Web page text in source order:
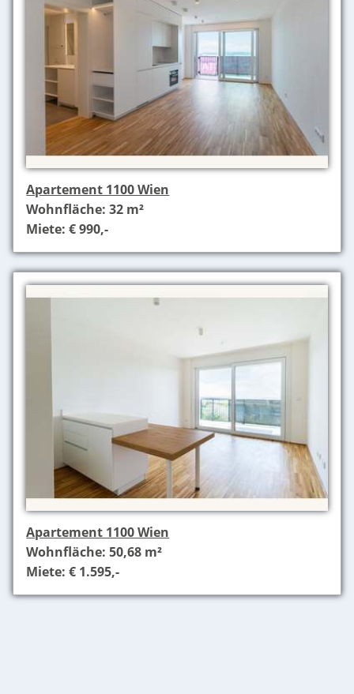
Apartement 1100 Wien
Wohnfläche: 32 m²
Miete: € 990,-
Apartement 1100 Wien
Wohnfläche: 50,68 m²
Miete: € 1.595,-